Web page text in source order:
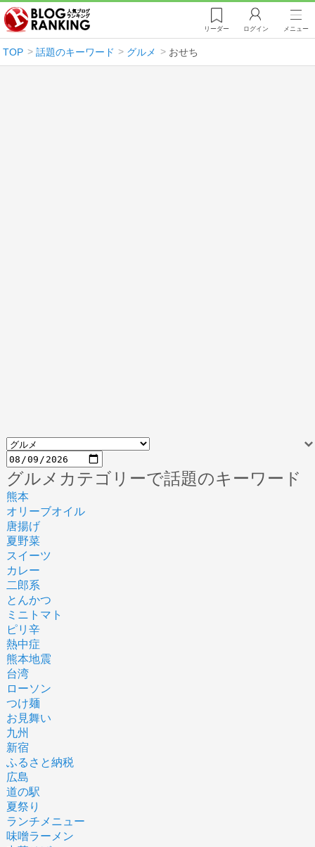
リーダー ログイン メニュー
TOP 話題のキーワード グルメ おせち
グルメカテゴリーで話題のキーワード
熊本
オリーブオイル
唐揚げ
夏野菜
スイーツ
カレー
二郎系
とんかつ
ミニトマト
ピリ辛
熱中症
熊本地震
台湾
ローソン
つけ麺
お見舞い
九州
新宿
ふるさと納税
広島
道の駅
夏祭り
ランチメニュー
味噌ラーメン